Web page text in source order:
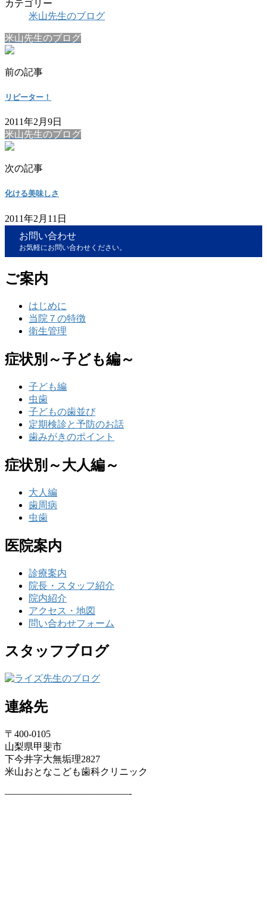
カテゴリー
米山先生のブログ
米山先生のブログ
前の記事
リピーター！
2011年2月9日
米山先生のブログ
次の記事
化ける美味しさ
2011年2月11日
お問い合わせ
お気軽にお問い合わせください。
ご案内
はじめに
当院７の特徴
衛生管理
症状別～子ども編～
子ども編
虫歯
子どもの歯並び
定期検診と予防のお話
歯みがきのポイント
症状別～大人編～
大人編
歯周病
虫歯
医院案内
診療案内
院長・スタッフ紹介
院内紹介
アクセス・地図
問い合わせフォーム
スタッフブログ
連絡先
〒400-0105
山梨県甲斐市
下今井字大無垢理2827
米山おとなこども歯科クリニック
—————————————-